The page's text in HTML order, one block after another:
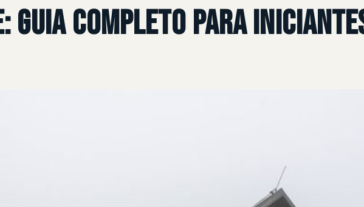
Guia Completo para